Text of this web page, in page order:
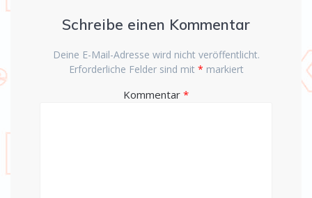
Schreibe einen Kommentar
Deine E-Mail-Adresse wird nicht veröffentlicht.
Erforderliche Felder sind mit * markiert
Kommentar *